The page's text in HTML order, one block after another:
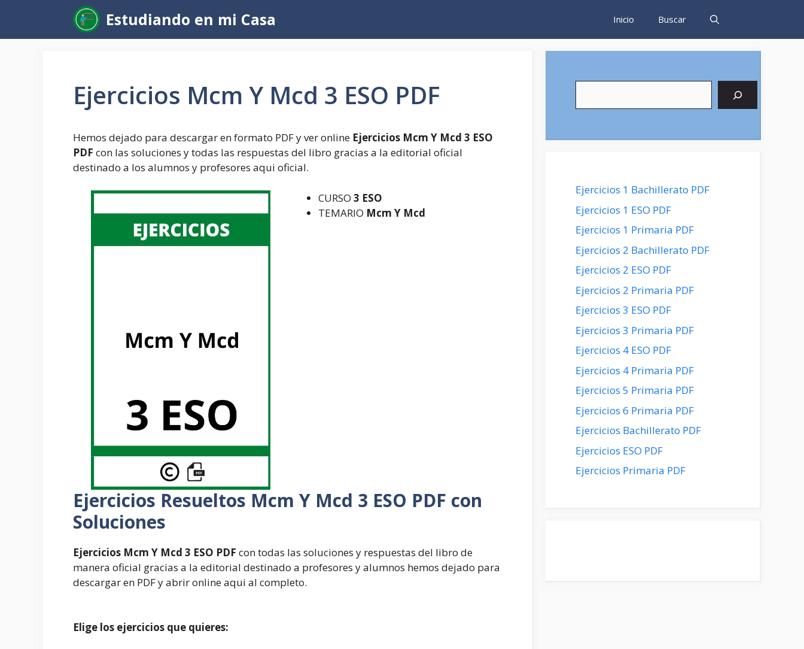
contenido
Estudiando en mi Casa Inicio Buscar
Ejercicios Mcm Y Mcd 3 ESO PDF
Hemos dejado para descargar en formato PDF y ver online Ejercicios Mcm Y Mcd 3 ESO
PDF con las soluciones y todas las respuestas del libro gracias a la editorial oficial
destinado a los alumnos y profesores aqui oficial.
CURSO 3 ESO
TEMARIO Mcm Y Mcd
Ejercicios Resueltos Mcm Y Mcd 3 ESO PDF con
Soluciones
Ejercicios Mcm Y Mcd 3 ESO PDF con todas las soluciones y respuestas del libro de
manera oficial gracias a la editorial destinado a profesores y alumnos hemos dejado para
descargar en PDF y abrir online aqui al completo.
Elige los ejercicios que quieres:
Ejercicios 1 Bachillerato PDF
Ejercicios 1 ESO PDF
Ejercicios 1 Primaria PDF
Ejercicios 2 Bachillerato PDF
Ejercicios 2 ESO PDF
Ejercicios 2 Primaria PDF
Ejercicios 3 ESO PDF
Ejercicios 3 Primaria PDF
Ejercicios 4 ESO PDF
Ejercicios 4 Primaria PDF
Ejercicios 5 Primaria PDF
Ejercicios 6 Primaria PDF
Ejercicios Bachillerato PDF
Ejercicios ESO PDF
Ejercicios Primaria PDF